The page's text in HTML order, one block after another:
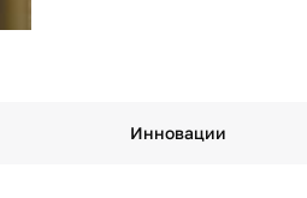
Инновации